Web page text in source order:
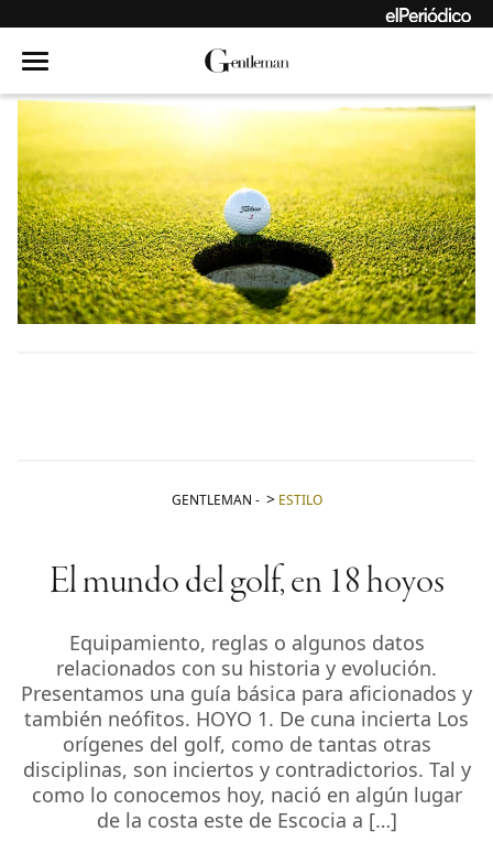
GENTLEMAN - ESTILO
El mundo del golf, en 18 hoyos
Equipamiento, reglas o algunos datos
relacionados con su historia y evolución.
Presentamos una guía básica para aficionados y
también neófitos. HOYO 1. De cuna incierta Los
orígenes del golf, como de tantas otras
disciplinas, son inciertos y contradictorios. Tal y
como lo conocemos hoy, nació en algún lugar
de la costa este de Escocia a […]